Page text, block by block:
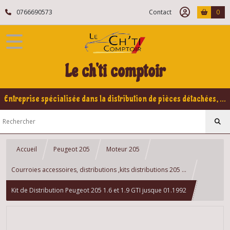
0766690573 Contact 0
Le ch'ti comptoir
Entreprise spécialisée dans la distribution de pièces détachées, refabrication pour voitures Yountimers Peugeot 205 GTI, 309 GTI - GTI16
Accueil Peugeot 205 Moteur 205
Courroies accessoires, distributions ,kits distributions 205 ...
Kit de Distribution Peugeot 205 1.6 et 1.9 GTI jusque 01.1992